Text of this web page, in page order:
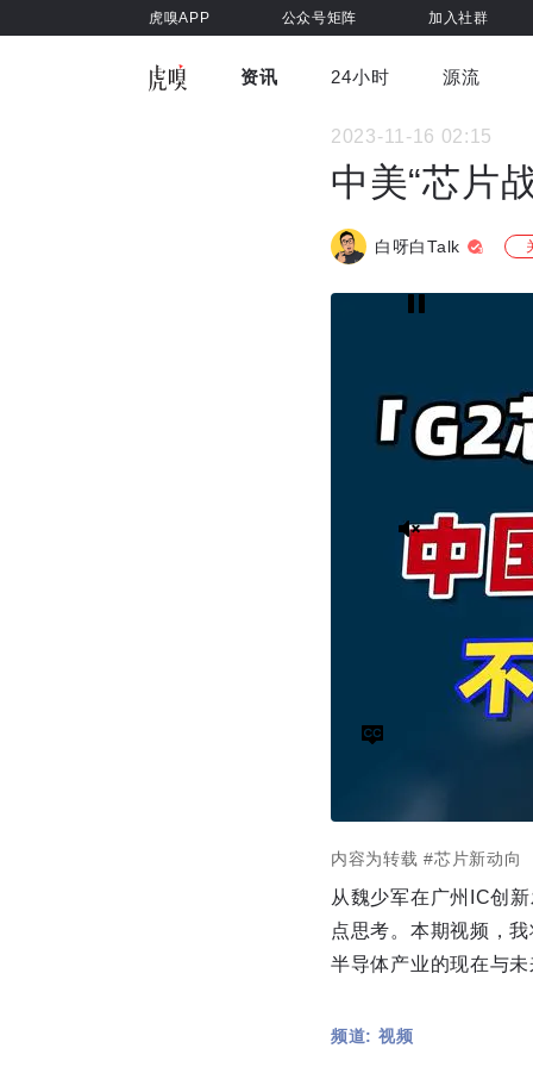
虎嗅APP 公众号矩阵 加入社群
资讯
车与出行
健康
24小时 源流
虎嗅视
2023-11-16 02:15
中美“芯片
白呀白Talk
内容为转载 #芯片新动向
从魏少军在广州IC创
点思考。本期视频，
半导体产业的现在与未
频道: 视频